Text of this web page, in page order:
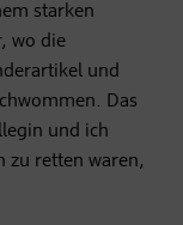
starken
wo die
und
Das
und ich
zu retten waren,